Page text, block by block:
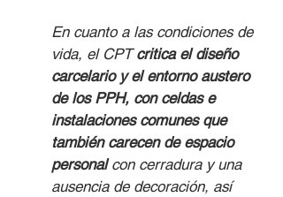
En cuanto a las condiciones de
vida, el CPT critica el diseño
carcelario y el entorno austero
de los PPH, con celdas e
instalaciones comunes que
también carecen de espacio
personal con cerradura y una
ausencia de decoración, así